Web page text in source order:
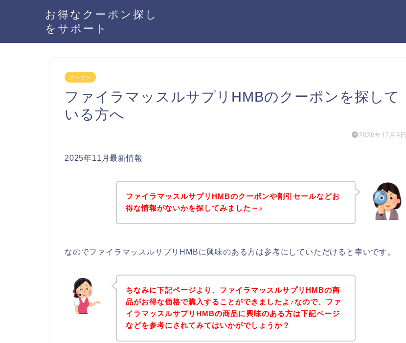
お得なクーポン探し
をサポート
クーポン
ファイラマッスルサプリHMBのクーポンを探して
いる方へ
2020年12月9日
2025年11月最新情報
ファイラマッスルサプリHMBのクーポンや割引セールなどお
得な情報がないかを探してみました～♪
なのでファイラマッスルサプリHMBに興味のある方は参考にしていただけると幸いです。
ちなみに下記ページより、ファイラマッスルサプリHMBの商
品がお得な価格で購入することができましたよ♪なので、ファ
イラマッスルサプリHMBの商品に興味のある方は下記ページ
などを参考にされてみてはいかがでしょうか？